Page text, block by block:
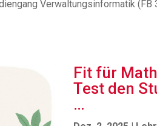
Verwaltungsinformatik
Fit für
Test den
…